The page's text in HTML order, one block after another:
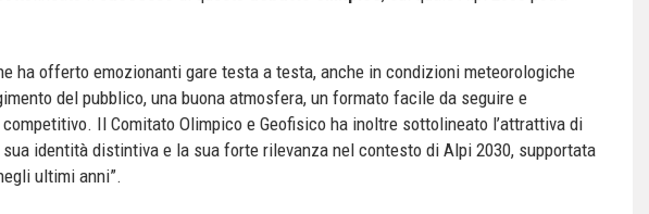
ha offerto emozionanti gare testa a testa, anche in condizioni meteorologiche
del pubblico, una buona atmosfera, un formato facile da seguire e
Il Comitato Olimpico e Geofisico ha inoltre sottolineato l’attrattiva di
identità distintiva e la sua forte rilevanza nel contesto di Alpi 2030, supportata
ultimi anni”.